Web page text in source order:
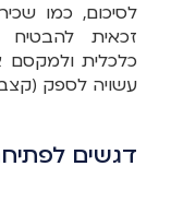
לסיכום, כמו
זכאית
כלכלית
עשויה לספק
דגשים